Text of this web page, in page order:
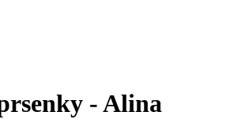
- Alina